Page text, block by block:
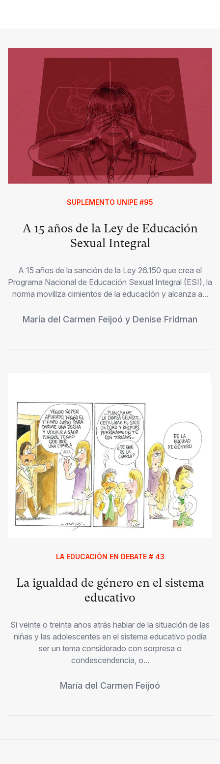
SUPLEMENTO UNIPE #95
A 15 años de la Ley de Educación
Sexual Integral
A 15 años de la sanción de la Ley 26.150 que crea el
Programa Nacional de Educación Sexual Integral (ESI), la
norma moviliza cimientos de la educación y alcanza a...
María del Carmen Feijoó y Denise Fridman
LA EDUCACIÓN EN DEBATE # 43
La igualdad de género en el sistema
educativo
Si veinte o treinta años atrás hablar de la situación de las
niñas y las adolescentes en el sistema educativo podía
ser un tema considerado con sorpresa o
condescendencia, o...
María del Carmen Feijoó